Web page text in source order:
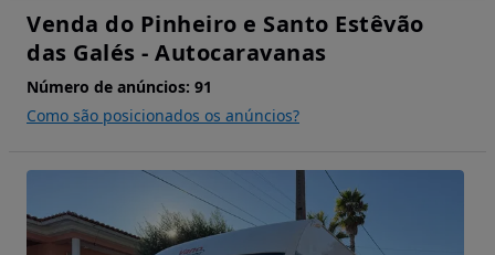
Venda do Pinheiro e Santo Estêvão
das Galés - Autocaravanas
Número de anúncios: 91
Como são posicionados os anúncios?